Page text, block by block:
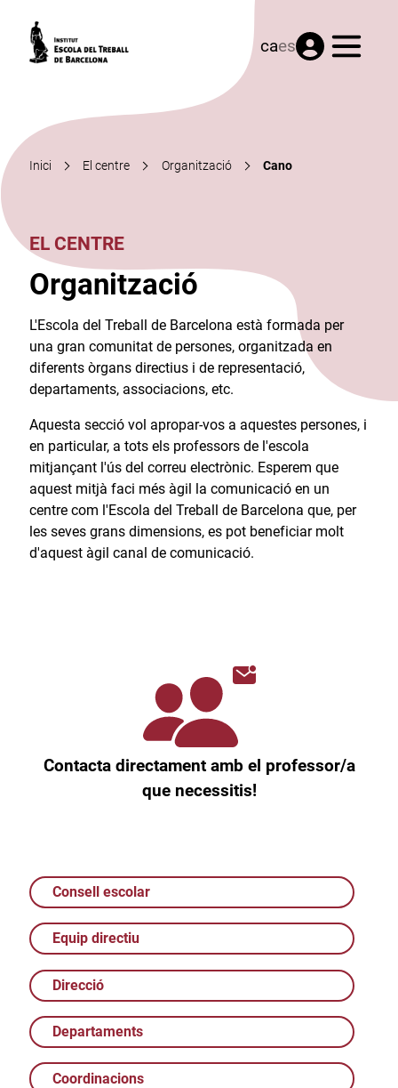
caes Menú
Inici El centre Organització Cano
EL CENTRE
Organització
L'Escola del Treball de Barcelona està formada per
una gran comunitat de persones, organitzada en
diferents òrgans directius i de representació,
departaments, associacions, etc.​
Aquesta secció vol apropar-vos a aquestes persones, i
en particular, a tots els professors de l'escola
mitjançant l'ús del correu electrònic. Esperem que
aquest mitjà faci més àgil la comunicació en un
centre com l'Escola del Treball de Barcelona que, per
les seves grans dimensions, es pot beneficiar molt
d'aquest àgil canal de comunicació.​
Contacta directament amb el professor/a
que necessitis!
Consell escolar
Equip directiu
Direcció
Departaments
Coordinacions